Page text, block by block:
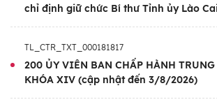
chỉ định giữ chức Bí thư Tỉnh ủy Lào
TL_CTR_TXT_000181817
200 ỦY VIÊN BAN CHẤP HÀNH
KHÓA XIV (cập nhật đến 3/8/2026)